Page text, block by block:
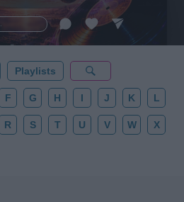
la gravedad cero. 💾 ¡Guarda
tu próxima noche estrellada!
Playlists
F G H I J K L
R S T U V W X